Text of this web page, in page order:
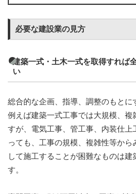
必要な建設業の見方
建築一式・土木一式を取得すれば
い
総合的な企画、指導、調整のもとに
例えば建築一式工事では大規模、複
すが、電気工事、管工事、内装仕上
っても、工事の規模、複雑性等から
して施工することが困難なものは建
す。